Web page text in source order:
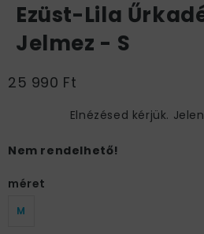
Ezüst-Lila
Jelmez - S
25 990 Ft
Elnézésed kérjük.
Nem rendelhető!
méret
M